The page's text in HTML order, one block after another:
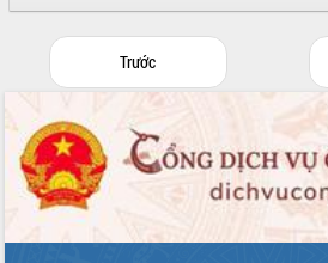
Hội thảo góp ý hồ sơ điều chỉnh quy
hoạch tỉnh Đắk Lắk thời kỳ 2021-2030,
tầm nhìn đến năm 2050
Nâng cao hiệu quả hoạt động của các
Hội nghị triển khai kết nối mạng
truyền số liệu chuyên dùng phục vụ cơ
quan Đảng, Nhà nước
Lễ phát động chuỗi hoạt động chung
tay làm sạch môi trường
Trước